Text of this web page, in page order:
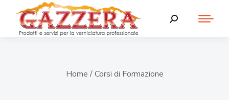
Home / Corsi di Formazione